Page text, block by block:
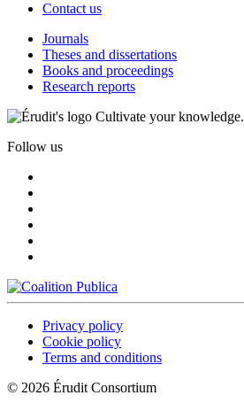
Contact us
Journals
Theses and dissertations
Books and proceedings
Research reports
Cultivate your knowledge.
Follow us
Privacy policy
Cookie policy
Terms and conditions
© 2026 Érudit Consortium